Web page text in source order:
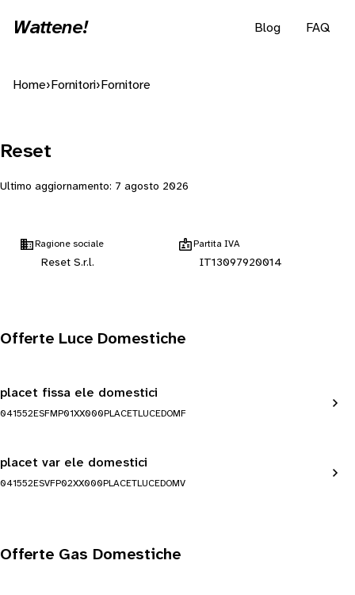
Wattene! Blog FAQ
Home› Fornitori› Fornitore
Reset
Ultimo aggiornamento: 7 agosto 2026
Ragione sociale
Reset S.r.l.
Partita IVA
IT13097920014
Offerte Luce Domestiche
placet fissa ele domestici
041552ESFMP01XX000PLACETLUCEDOMF
placet var ele domestici
041552ESVFP02XX000PLACETLUCEDOMV
Offerte Gas Domestiche